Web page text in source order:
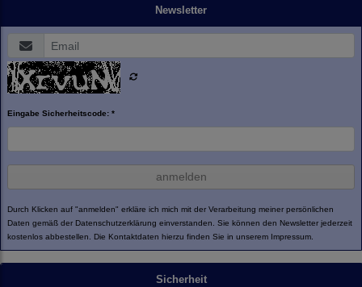
Newsletter
Eingabe Sicherheitscode: *
anmelden
Durch Klicken auf "anmelden" erkläre ich mich mit der Verarbeitung meiner persönlichen
Daten gemäß der Datenschutzerklärung einverstanden. Sie können den Newsletter jederzeit
kostenlos abbestellen. Die Kontaktdaten hierzu finden Sie in unserem Impressum.
Sicherheit